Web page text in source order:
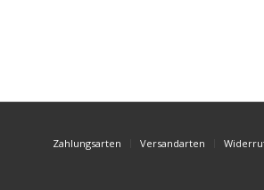
Zahlungsarten
Versandarten